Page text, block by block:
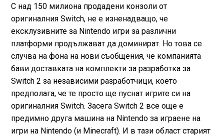
С над 150 милиона продадени конзоли от
оригиналния Switch, не е изненадващо, че
ексклузивните за Nintendo игри за различни
платформи продължават да доминират. Но това се
случва на фона на нови съобщения, че компанията
бави доставката на комплекти за разработка за
Switch 2 за независими разработчици, което
предполага, че те просто ще пуснат игрите си на
оригиналния Switch. Засега Switch 2 все още е
предимно друга машина на Nintendo за играене на
игри на Nintendo (и Minecraft). И в тази област старият